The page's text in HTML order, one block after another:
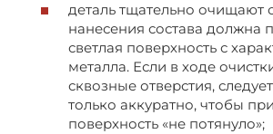
деталь тщательно очищают
нанесения состава должна
светлая поверхность с
металла. Если в ходе
сквозные отверстия,
только аккуратно, чтобы
поверхность «не потянуло»;